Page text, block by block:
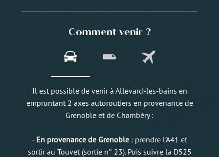
Comment venir ?
Il est possible de venir à Allevard-les-bains en
empruntant 2 axes autoroutiers en provenance de
Grenoble et de Chambéry :
- En provenance de Grenoble : prendre l’A41 et
sortir au Touvet (sortie n° 23). Puis suivre la D525